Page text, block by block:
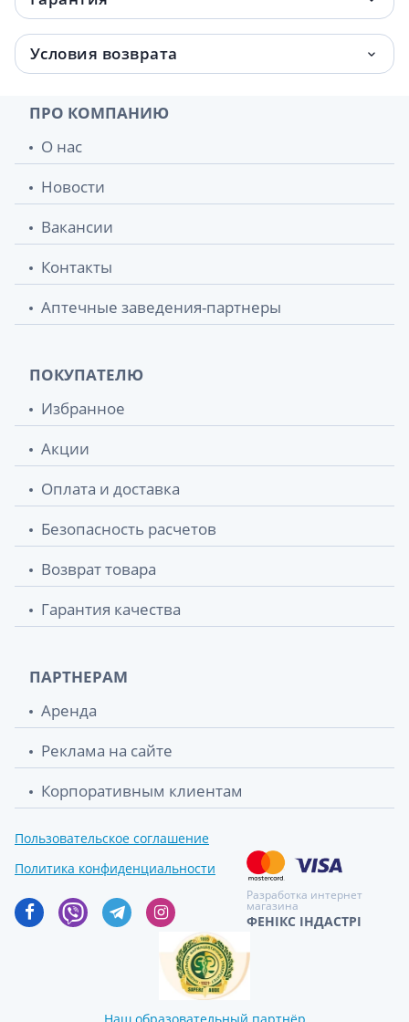
Условия возврата
ПРО КОМПАНИЮ
О нас
Новости
Вакансии
Контакты
Аптечные заведения-партнеры
ПОКУПАТЕЛЮ
Избранное
Акции
Оплата и доставка
Безопасность расчетов
Возврат товара
Гарантия качества
ПАРТНЕРАМ
Аренда
Реклама на сайте
Корпоративным клиентам
Пользовательское соглашение
Политика конфиденциальности
Разработка интернет
магазина
ФЕНІКС ІНДАСТРІ